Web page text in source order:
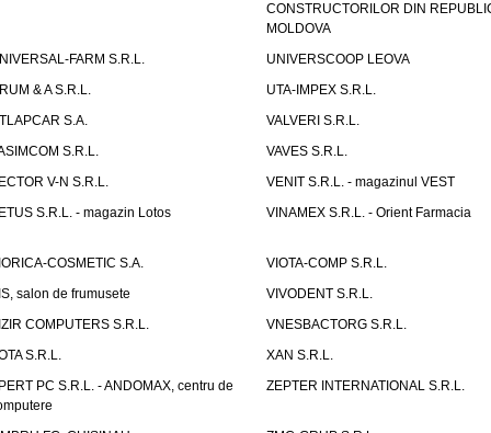
CONSTRUCTORILOR DIN
MOLDOVA
FARM S.R.L.
UNIVERSCOOP LEOVA
& A S.R.L.
UTA-IMPEX S.R.L.
S.A.
VALVERI S.R.L.
S.R.L.
VAVES S.R.L.
V-N S.R.L.
VENIT S.R.L. - magazinul VEST
S.R.L. - magazin Lotos
VINAMEX S.R.L. - Orient Farmacia
COSMETIC S.A.
VIOTA-COMP S.R.L.
salon de frumusete
VIVODENT S.R.L.
COMPUTERS S.R.L.
VNESBACTORG S.R.L.
S.R.L.
XAN S.R.L.
PC S.R.L. - ANDOMAX, centru de
ZEPTER INTERNATIONAL S.R.L.